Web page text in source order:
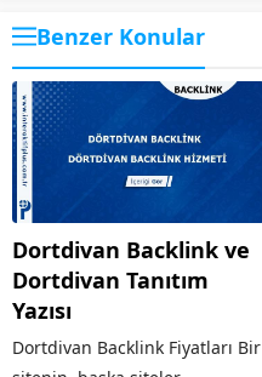
Benzer Konular
Dortdivan Backlink ve
Dortdivan Tanıtım
Yazısı
Dortdivan Backlink Fiyatları Bir